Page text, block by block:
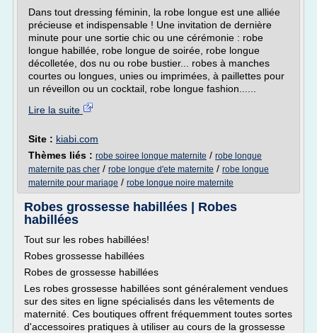
Dans tout dressing féminin, la robe longue est une alliée
précieuse et indispensable ! Une invitation de dernière
minute pour une sortie chic ou une cérémonie : robe
longue habillée, robe longue de soirée, robe longue
décolletée, dos nu ou robe bustier... robes à manches
courtes ou longues, unies ou imprimées, à paillettes pour
un réveillon ou un cocktail, robe longue fashion......
Lire la suite
Site : kiabi.com
Thèmes liés : robe soiree longue maternite / robe longue
maternite pas cher / robe longue d'ete maternite / robe longue
maternite pour mariage / robe longue noire maternite
Robes grossesse habillées | Robes
habillées
Tout sur les robes habillées!
Robes grossesse habillées
Robes de grossesse habillées
Les robes grossesse habillées sont généralement vendues
sur des sites en ligne spécialisés dans les vêtements de
maternité. Ces boutiques offrent fréquemment toutes sortes
d'accessoires pratiques à utiliser au cours de la grossesse